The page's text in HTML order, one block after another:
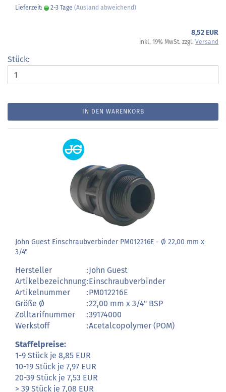
Lieferzeit: 2-3 Tage (Ausland abweichend)
8,52 EUR
inkl. 19% MwSt. zzgl. Versand
Stück:
IN DEN WARENKORB
John Guest Einschraubverbinder PM012216E - Ø 22,00 mm x
3/4"
Hersteller :John Guest
Artikelbezeichnung:Einschraubverbinder
Artikelnummer
:PM012216E
Größe Ø
:22,00 mm x 3/4" BSP
Zolltarifnummer
:39174000
Werkstoff
:Acetalcopolymer (POM)
Staffelpreise:
1-9 Stück je 8,85 EUR
10-19 Stück je 7,97 EUR
20-39 Stück je 7,53 EUR
> 39 Stück je 7,08 EUR